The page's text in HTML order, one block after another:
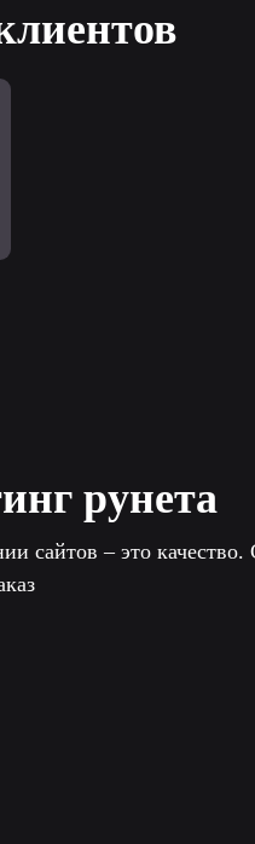
рунета
сайтов – это